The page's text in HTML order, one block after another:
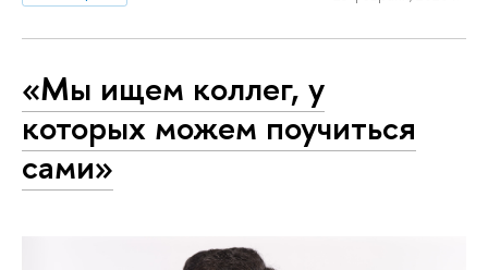
«Мы ищем коллег, у
которых можем поучиться
сами»